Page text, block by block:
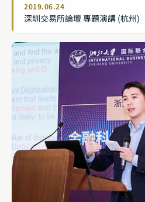
2019.06.24
深圳交易所論壇 專題演講 (杭州)